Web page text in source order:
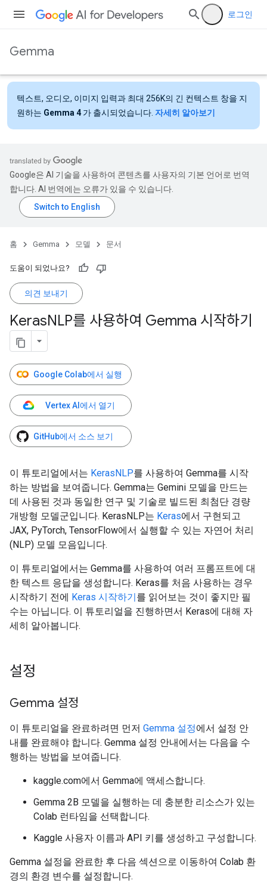
로그인
Gemma
텍스트, 오디오, 이미지 입력과 최대 256K의 긴 컨텍스트 창을 지
원하는 Gemma 4 가 출시되었습니다. 자세히 알아보기
Google은 AI 기술을 사용하여 콘텐츠를 사용자의 기본 언어로 번역
합니다. AI 번역에는 오류가 있을 수 있습니다.
홈 Gemma 모델 문서
도움이 되었나요?
의견 보내기
KerasNLP를 사용하여 Gemma 시작하기
Google Colab에서 실행
Vertex AI에서 열기
GitHub에서 소스 보기
이 튜토리얼에서는 KerasNLP를 사용하여 Gemma를 시작
하는 방법을 보여줍니다. Gemma는 Gemini 모델을 만드는
데 사용된 것과 동일한 연구 및 기술로 빌드된 최첨단 경량
개방형 모델군입니다. KerasNLP는 Keras에서 구현되고
JAX, PyTorch, TensorFlow에서 실행할 수 있는 자연어 처리
(NLP) 모델 모음입니다.
이 튜토리얼에서는 Gemma를 사용하여 여러 프롬프트에 대
한 텍스트 응답을 생성합니다. Keras를 처음 사용하는 경우
시작하기 전에 Keras 시작하기를 읽어보는 것이 좋지만 필
수는 아닙니다. 이 튜토리얼을 진행하면서 Keras에 대해 자
세히 알아봅니다.
설정
Gemma 설정
이 튜토리얼을 완료하려면 먼저 Gemma 설정에서 설정 안
내를 완료해야 합니다. Gemma 설정 안내에서는 다음을 수
행하는 방법을 보여줍니다.
kaggle.com에서 Gemma에 액세스합니다.
Gemma 2B 모델을 실행하는 데 충분한 리소스가 있는
Colab 런타임을 선택합니다.
Kaggle 사용자 이름과 API 키를 생성하고 구성합니다.
Gemma 설정을 완료한 후 다음 섹션으로 이동하여 Colab 환
경의 환경 변수를 설정합니다.